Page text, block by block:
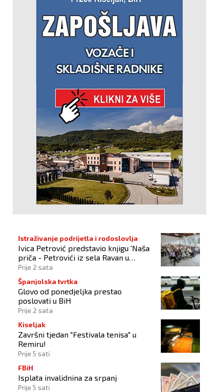
Istraživanje podrijetla i rodoslovlja
Ivica Petrović predstavio knjigu 'Naša
priča - Petrovići iz sela Ravan u
Busovači'
Prije 2 sata
Španjolska tvrtka
Glovo od ponedjeljka prestao
poslovati u BiH
Prije 2 sata
Kiseljak
Završni tjedan "Festivala tenisa" u
Remiru!
Prije 5 sati
FBiH
Isplata invalidnina za srpanj
Prije 5 sati